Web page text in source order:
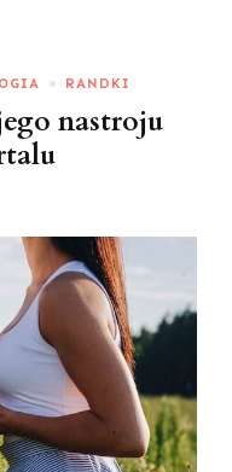
RANDKI
nastroju